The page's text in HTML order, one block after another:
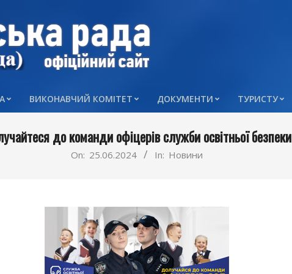
Primary
Menu
ВИКОНАВЧИЙ КОМІТЕТ ДОКУМЕНТИ ТУРИСТУ
до команди офіцерів служби освітньої безпеки
On: 25.06.2024 In: Новини